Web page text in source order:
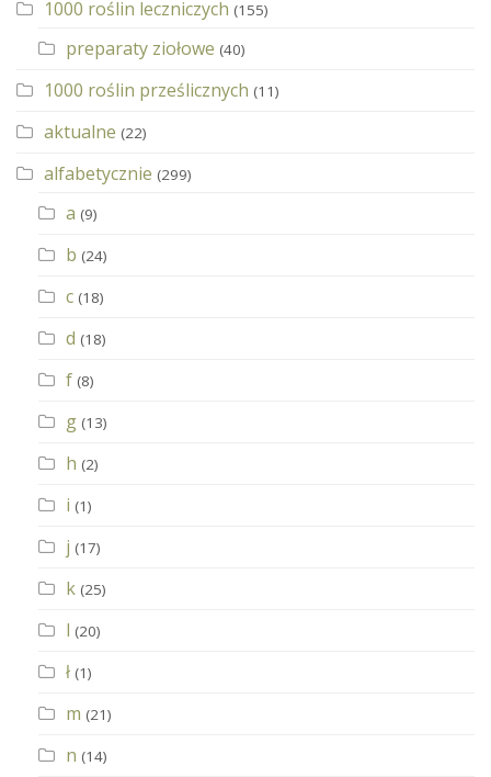
1000 roślin leczniczych (155)
preparaty ziołowe (40)
1000 roślin prześlicznych (11)
aktualne (22)
alfabetycznie (299)
a (9)
b (24)
c (18)
d (18)
f (8)
g (13)
h (2)
i (1)
j (17)
k (25)
l (20)
ł (1)
m (21)
n (14)